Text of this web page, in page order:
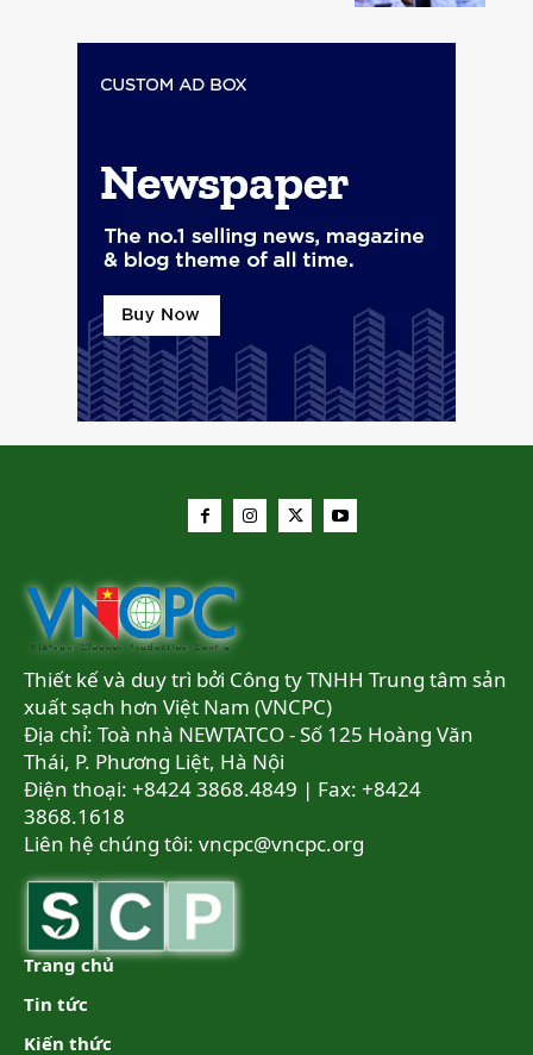
Thiết kế và duy trì bởi Công ty TNHH Trung tâm sản
xuất sạch hơn Việt Nam (VNCPC)
Địa chỉ: Toà nhà NEWTATCO - Số 125 Hoàng Văn
Thái, P. Phương Liệt, Hà Nội
Điện thoại: +8424 3868.4849 | Fax: +8424
3868.1618
Liên hệ chúng tôi: vncpc@vncpc.org
Trang chủ
Tin tức
Kiến thức